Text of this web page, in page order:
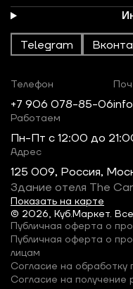
Telegram
© 2026, Куб.Маркет.
Телефон
+7 906 078-85-06
Работаем
Пн-Пт c 12:00 до
Адрес
125 009, Россия,
Здание отеля The
Показать на карте
Публичная оферта о
Публичная оферта о
лицам
Согласие на обработку
Согласие на получение